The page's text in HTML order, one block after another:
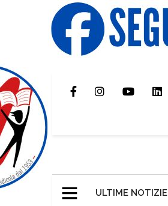
ULTIME NOTIZIE